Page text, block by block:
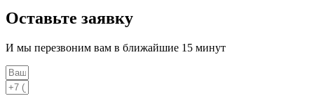
Оставьте заявку
И мы перезвоним вам в ближайшие 15 минут